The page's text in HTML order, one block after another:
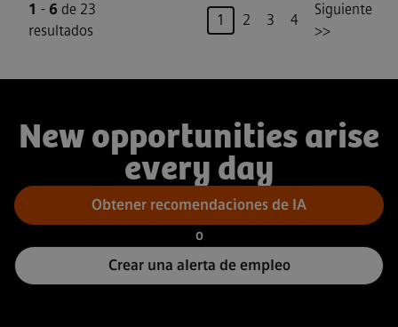
1 - 6 de 23
resultados
Página
1 2 3 4
Siguiente
>>
New opportunities arise
every day
Obtener recomendaciones de IA
o
Crear una alerta de empleo